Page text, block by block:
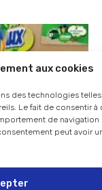
aux cookies
des technologies
Le fait de consentir
de navigation
peut avoir